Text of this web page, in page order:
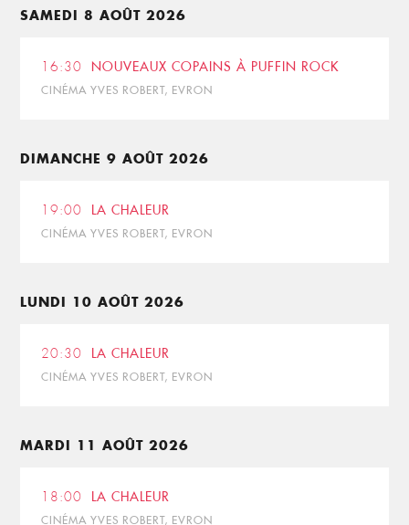
SAMEDI 8 AOÛT 2026
16:30 NOUVEAUX COPAINS À PUFFIN ROCK
CINÉMA YVES ROBERT, EVRON
DIMANCHE 9 AOÛT 2026
19:00 LA CHALEUR
CINÉMA YVES ROBERT, EVRON
LUNDI 10 AOÛT 2026
20:30 LA CHALEUR
CINÉMA YVES ROBERT, EVRON
MARDI 11 AOÛT 2026
18:00 LA CHALEUR
CINÉMA YVES ROBERT, EVRON